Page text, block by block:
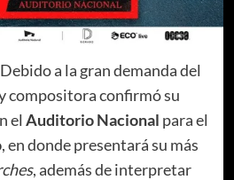
a la gran demanda del
compositora confirmó su
el Auditorio Nacional para el
, en donde presentará su más
, además de interpretar